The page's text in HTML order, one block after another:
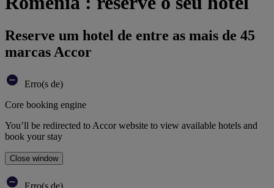
Reserve um hotel de entre as mais de 45
marcas Accor
Erro(s de)
Core booking engine
You’ll be redirected to Accor website to view available hotels and
book your stay
Close window
Erro(s de)